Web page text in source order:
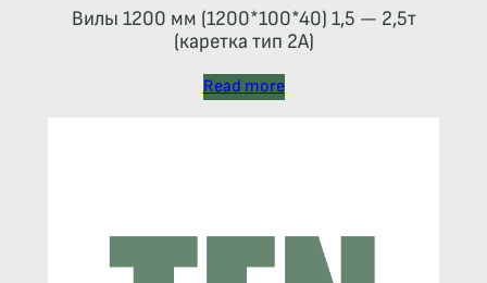
Вилы 1200 мм (1200*100*40) 1,5 — 2,5т
(каретка тип 2A)
Read more